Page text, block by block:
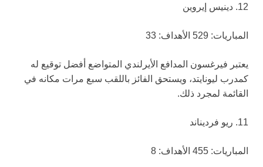
12. دينيس إيروين
المباريات: 529 الأهداف: 33
يعتبر فيرغسون المدافع الأيرلندي المتواضع أفضل توقيع له
كمدرب ليونايتد، ويستحق الفائز باللقب سبع مرات مكانه في
القائمة لمجرد ذلك.
11. ريو فرديناند
المباريات: 455 الأهداف: 8